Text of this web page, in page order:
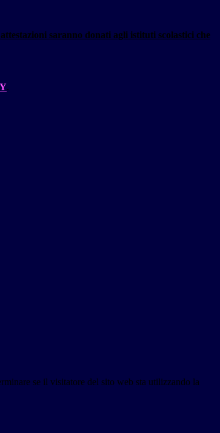
saranno donati agli istituti scolastici che
.
se il visitatore del sito web sta utilizzando la